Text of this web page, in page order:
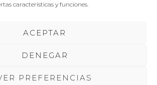
características y funciones.
ACEPTAR
DENEGAR
PREFERENCIAS
sin compromiso
Trabaja con nosotros
Contacto